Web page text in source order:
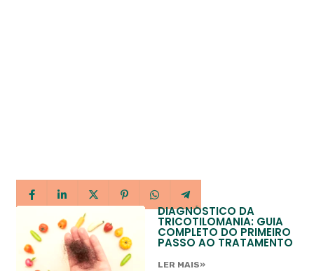
DIAGNÓSTICO DA
TRICOTILOMANIA: GUIA
COMPLETO DO PRIMEIRO
PASSO AO TRATAMENTO
LER MAIS»